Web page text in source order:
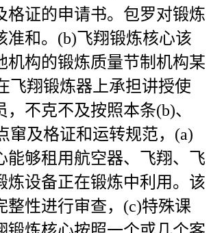
格证的申请书。包罗对锻炼
准和。(b)飞翔锻炼核心该
机构的锻炼质量节制机构某
飞翔锻炼器上承担讲授使
不克不及按照本条(b)、
窜及格证和运转规范，(a)
能够租用航空器、飞翔、飞
炼设备正在锻炼中利用。该
整性进行审查，(c)特殊课